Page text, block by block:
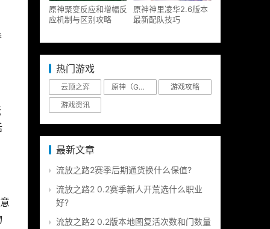
原神聚变反应和增幅反
应机制与区别攻略
原神神里凌华2.6版本
最新配队技巧
热门游戏
云顶之弈 原神（Genshin Impact）
游戏攻略
游戏资讯
最新文章
流放之路2赛季后期通货换什么保值?
流放之路2 0.2赛季新人开荒选什么职业
好?
流放之路2 0.2版本地图复活次数和门数量